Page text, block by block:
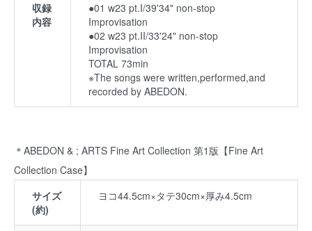
収録
内容
●01 w23 pt.I/39'34" non-stop
Improvisation
●02 w23 pt.II/33'24" non-stop
Improvisation
TOTAL 73min
※The songs were written,performed,and
recorded by ABEDON.
＊ABEDON & ; ARTS Fine Art Collection 第1版【Fine Art
Collection Case】
サイズ
(約)
ヨコ44.5cm×タテ30cm×厚み4.5cm